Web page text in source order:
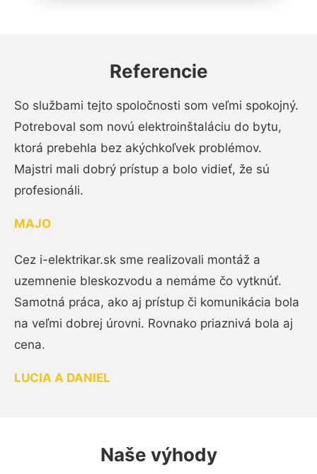
Referencie
So službami tejto spoločnosti som veľmi spokojný.
Potreboval som novú elektroinštaláciu do bytu,
ktorá prebehla bez akýchkoľvek problémov.
Majstri mali dobrý prístup a bolo vidieť, že sú
profesionáli.
MAJO
Cez i-elektrikar.sk sme realizovali montáž a
uzemnenie bleskozvodu a nemáme čo vytknúť.
Samotná práca, ako aj prístup či komunikácia bola
na veľmi dobrej úrovni. Rovnako priaznivá bola aj
cena.
LUCIA A DANIEL
Naše výhody